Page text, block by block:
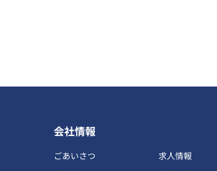
会社情報
ごあいさつ
求人情報